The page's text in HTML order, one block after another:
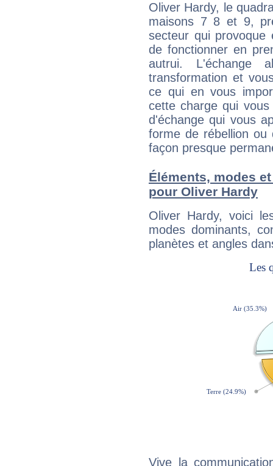
Oliver Hardy, le
maisons 7 8 et 9,
secteur qui provoque
de fonctionner en
autrui. L'échange
transformation et
ce qui en vous
cette charge qui
d'échange qui vous
forme de rébellion ou
façon presque
Éléments, modes
pour Oliver Hardy
Oliver Hardy, voici
modes dominants,
planètes et angles
Vive la